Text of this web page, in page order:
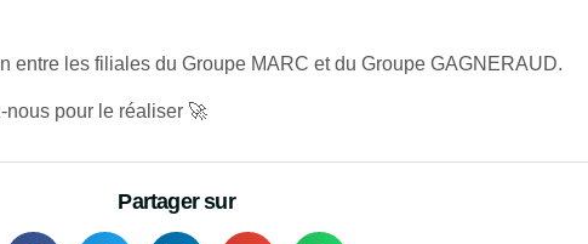
entre les filiales du Groupe MARC et du Groupe GAGNERAUD.
nous pour le réaliser 🚀
Partager sur